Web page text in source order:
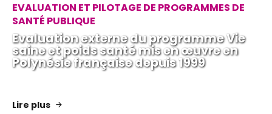
EVALUATION ET PILOTAGE DE PROGRAMMES DE
SANTÉ PUBLIQUE
Evaluation externe du programme Vie
saine et poids santé mis en œuvre en
Polynésie française depuis 1999
Lire plus